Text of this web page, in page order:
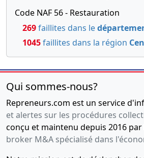
Code NAF 56 - Restauration
269faillites dans le
1045faillites dans la région
Qui sommes-nous?
Repreneurs.com est un service
et alertes sur les procédures
conçu et maintenu depuis 2016 par
broker M&A spécialisé dans